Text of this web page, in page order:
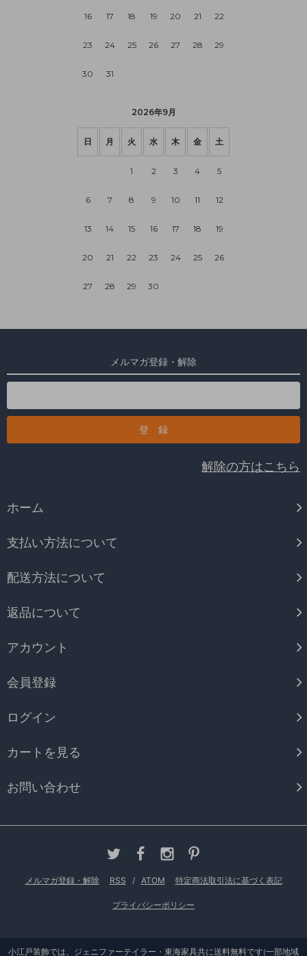
16 17 18 19 20 21 22
23 24 25 26 27 28 29
30 31
2026年9月
日 月 火 水 木 金 土
1 2 3 4 5
6 7 8 9 10 11 12
13 14 15 16 17 18 19
20 21 22 23 24 25 26
27 28 29 30
メルマガ登録・解除
解除の方はこちら
ホーム
支払い方法について
配送方法について
返品について
アカウント
会員登録
ログイン
カートを見る
お問い合わせ
メルマガ登録・解除 RSS / ATOM 特定商法取引法に基づく表記
プライバシーポリシー
小江戸装飾では、ジェニファーテイラー・東海家具共に送料無料です(一部地域